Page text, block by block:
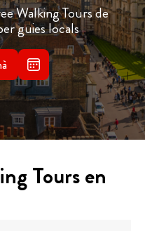
Walking Tours de
guies locals
Tours en